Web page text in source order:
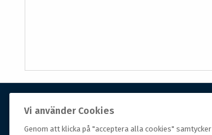
Om Hall Miba
Vi använder Cookies
Genom att klicka på "acceptera alla cookies" samtycker